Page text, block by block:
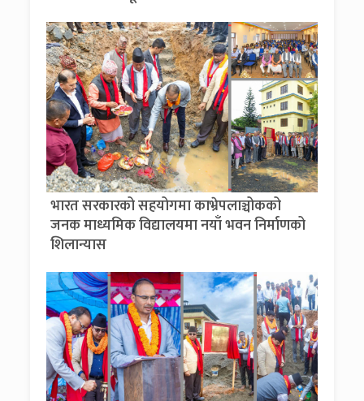
भारत सरकारको सहयोगमा काभ्रेपलाञ्चोकको
जनक माध्यमिक विद्यालयमा नयाँ भवन निर्माणको
शिलान्यास